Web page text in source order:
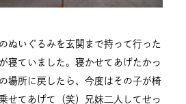
ぬいぐるみを玄関まで持って行った
寝ていました。寝かせてあげたかっ
場所に戻したら、今度はその子が椅
せてあげて（笑）兄妹二人してせっ